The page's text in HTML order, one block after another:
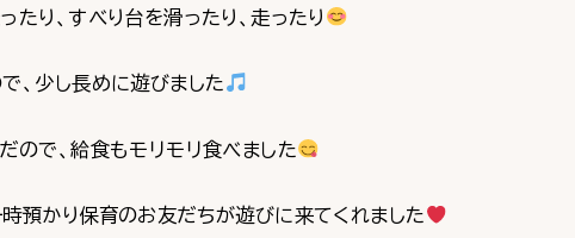
たり、すべり台を滑ったり、走ったり
、少し長めに遊びました
ので、給食もモリモリ食べました
預かり保育のお友だちが遊びに来てくれました